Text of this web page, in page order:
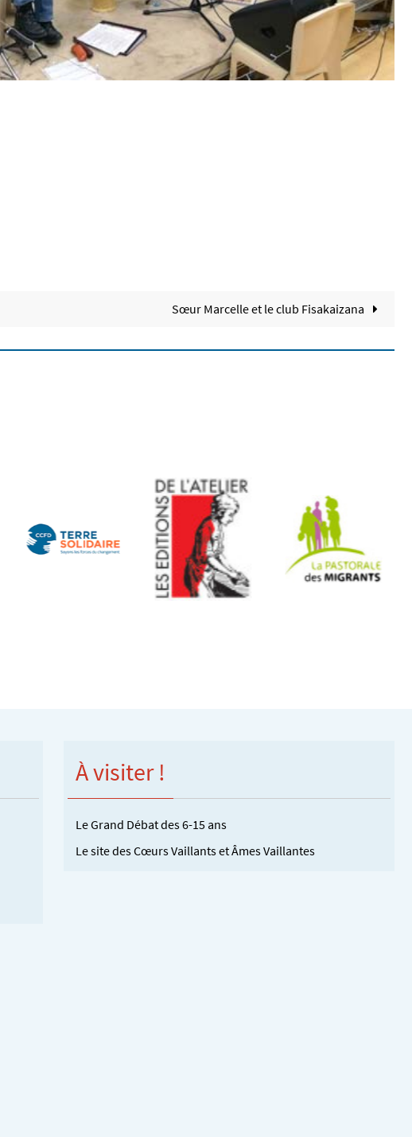
Sœur Marcelle et le club Fisakaizana
À visiter !
Le Grand Débat des 6-15 ans
Le site des Cœurs Vaillants et Âmes Vaillantes